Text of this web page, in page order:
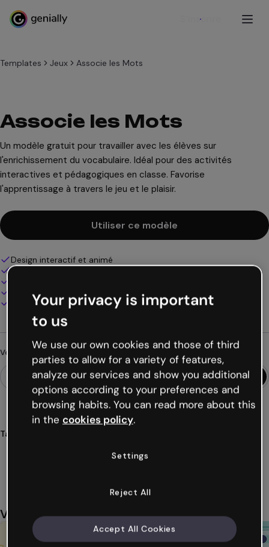
S'inscrire
Templates Jeux Associe les Mots
Associe les Mots
Un modèle gratuit pour travailler avec les élèves sur
l'enrichissement du vocabulaire. Idéal pour des activités
interactives et pédagogiques en classe. Favorise
l'apprentissage à travers le jeu et le plaisir.
Utiliser ce modèle
Design interactif et animé
100% personnalisable
Présentez, partagez ou publiez en ligne
Téléchargez en PDF, MP4 et autres formats
Vous cherchez autre chose ?
Tags
Voir plus (35)
Vous aimerez aussi
Your privacy is important
to us
We use our own cookies and those of third
parties to allow for a variety of features,
analyze our services and show you additional
options according to your preferences and
browsing habits. You can read more about this
in the cookies policy.
Settings
Reject All
Accept All Cookies